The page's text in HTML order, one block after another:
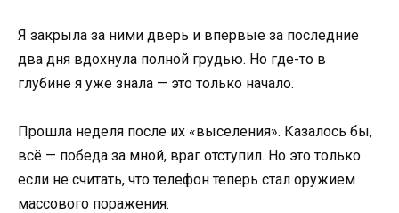
Я закрыла за ними дверь и впервые за последние
два дня вдохнула полной грудью. Но где-то в
глубине я уже знала — это только начало.
Прошла неделя после их «выселения». Казалось бы,
всё — победа за мной, враг отступил. Но это только
если не считать, что телефон теперь стал оружием
массового поражения.